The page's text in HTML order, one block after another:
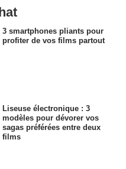
3 smartphones pliants pour
profiter de vos films partout
Liseuse électronique : 3
modèles pour dévorer vos
sagas préférées entre deux
films